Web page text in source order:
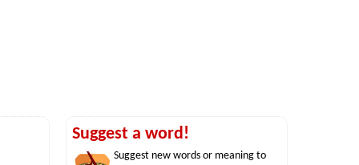
Suggest a word!
Suggest new words or meaning to